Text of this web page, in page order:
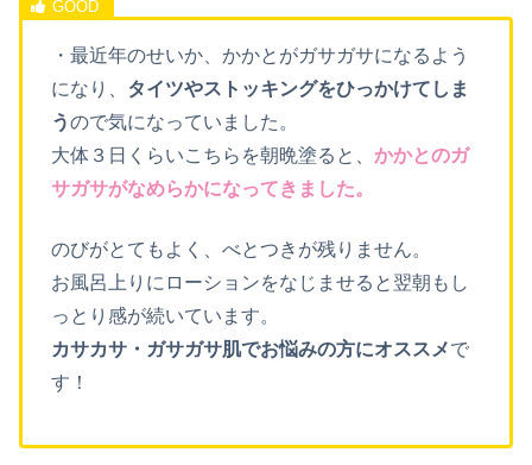
・最近年のせいか、かかとがガサガサになるよう
になり、 タイツやストッキングをひっかけてしま
うので気になっていました。
大体３日くらいこちらを朝晩塗ると、 かかとのガ
サガサがなめらかになってきました。
のびがとてもよく、べとつきが残りません。
お風呂上りにローションをなじませると翌朝もし
っとり感が続いています。
カサカサ・ガサガサ肌でお悩みの方にオススメで
す！